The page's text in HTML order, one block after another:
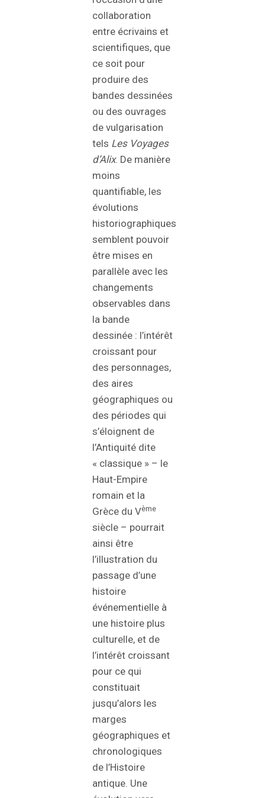
collaboration
entre écrivains et
scientifiques, que
ce soit pour
produire des
bandes dessinées
ou des ouvrages
de vulgarisation
tels Les Voyages
d’Alix. De manière
moins
quantifiable, les
évolutions
historiographiques
semblent pouvoir
être mises en
parallèle avec les
changements
observables dans
la bande
dessinée : l’intérêt
croissant pour
des personnages,
des aires
géographiques ou
des périodes qui
s’éloignent de
l’Antiquité dite
« classique » – le
Haut-Empire
romain et la
Grèce du Vème
siècle – pourrait
ainsi être
l’illustration du
passage d’une
histoire
événementielle à
une histoire plus
culturelle, et de
l’intérêt croissant
pour ce qui
constituait
jusqu’alors les
marges
géographiques et
chronologiques
de l’Histoire
antique. Une